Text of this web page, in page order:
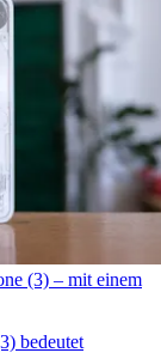
(3) – mit einem
bedeutet